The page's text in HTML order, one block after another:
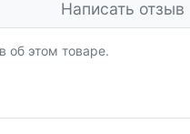
Написать отзыв
об этом товаре.